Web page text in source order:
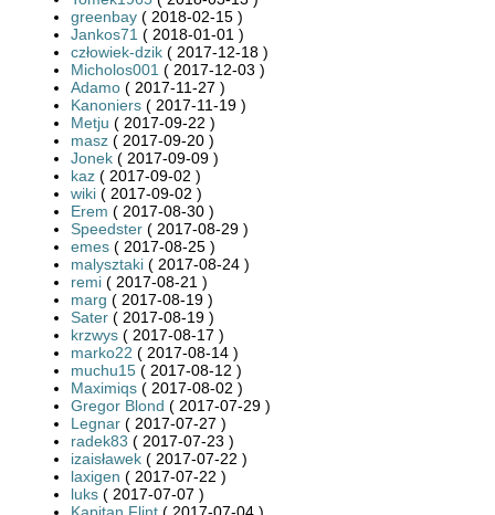
greenbay ( 2018-02-15 )
Jankos71 ( 2018-01-01 )
człowiek-dzik ( 2017-12-18 )
Micholos001 ( 2017-12-03 )
Adamo ( 2017-11-27 )
Kanoniers ( 2017-11-19 )
Metju ( 2017-09-22 )
masz ( 2017-09-20 )
Jonek ( 2017-09-09 )
kaz ( 2017-09-02 )
wiki ( 2017-09-02 )
Erem ( 2017-08-30 )
Speedster ( 2017-08-29 )
emes ( 2017-08-25 )
malysztaki ( 2017-08-24 )
remi ( 2017-08-21 )
marg ( 2017-08-19 )
Sater ( 2017-08-19 )
krzwys ( 2017-08-17 )
marko22 ( 2017-08-14 )
muchu15 ( 2017-08-12 )
Maximiqs ( 2017-08-02 )
Gregor Blond ( 2017-07-29 )
Legnar ( 2017-07-27 )
radek83 ( 2017-07-23 )
izaisławek ( 2017-07-22 )
laxigen ( 2017-07-22 )
luks ( 2017-07-07 )
Kapitan Flint ( 2017-07-04 )